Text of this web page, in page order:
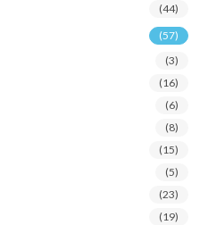
(44)
(57)
(3)
(16)
(6)
(8)
(15)
(5)
(23)
(19)